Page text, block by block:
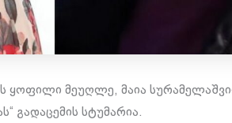
ყოფილი მეუღლე, მაია
გადაცემის სტუმარია.